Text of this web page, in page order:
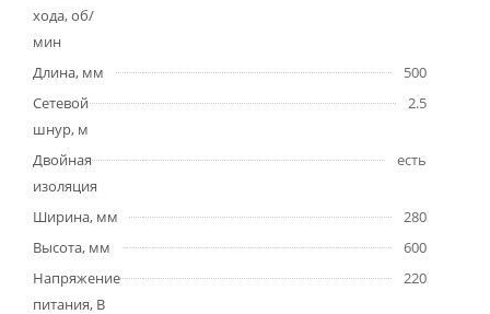
хода, об/
мин
Длина, мм
500
Сетевой
шнур, м
2.5
Двойная
изоляция
есть
Ширина, мм
280
Высота, мм
600
Напряжение
питания, В
220